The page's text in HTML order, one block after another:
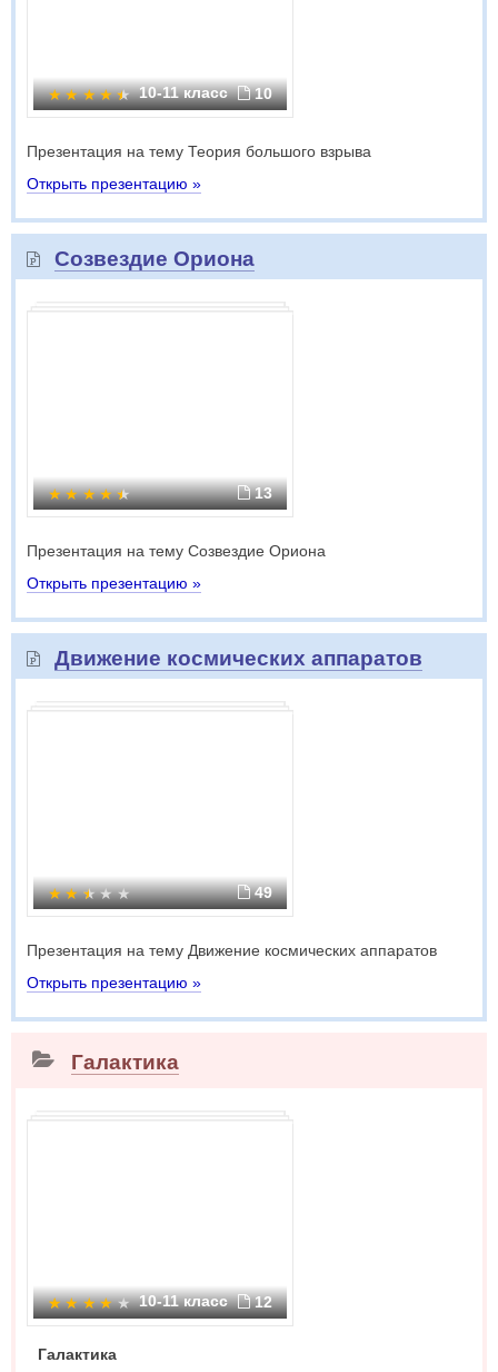
10-11 класс 10
Презентация на тему Теория большого взрыва
Открыть презентацию »
Созвездие Ориона
13
Презентация на тему Созвездие Ориона
Открыть презентацию »
Движение космических аппаратов
49
Презентация на тему Движение космических аппаратов
Открыть презентацию »
Галактика
10-11 класс 12
Галактика